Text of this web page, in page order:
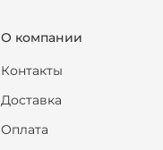
О компании
Контакты
Доставка
Оплата